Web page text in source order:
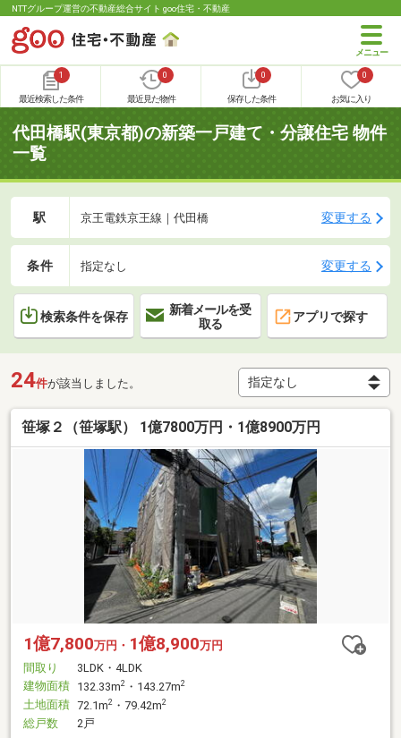
NTTグループ運営の不動産総合サイト goo住宅・不動産
1
最近検索した条件
0
最近見た物件
0
保存した条件
0
お気に入り
代田橋駅(東京都)の新築一戸建て・分譲住宅 物件
一覧
駅 京王電鉄京王線｜代田橋 変更する
条件 指定なし 変更する
検索条件を保存
新着メールを受
取る
アプリで探す
24件が該当しました。
笹塚２（笹塚駅） 1億7800万円・1億8900万円
1億7,800万円・ 1億8,900万円
間取り
3LDK・4LDK
建物面積 132.33m2 ・143.27m2
土地面積 72.1m2 ・79.42m2
総戸数
2戸